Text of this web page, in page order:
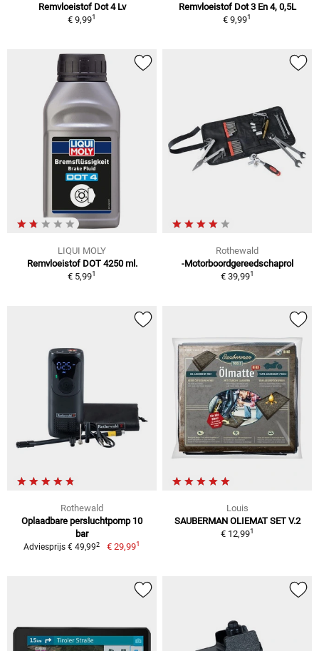
Remvloeistof Dot 4 Lv
€ 9,991
Remvloeistof Dot 3 En 4, 0,5L
€ 9,991
LIQUI MOLY
Remvloeistof DOT 4250 ml.
€ 5,991
Rothewald
-Motorboordgereedschaprol
€ 39,991
Rothewald
Oplaadbare persluchtpomp 10
bar
Adviesprijs € 49,992 € 29,991
Louis
SAUBERMAN OLIEMAT SET V.2
€ 12,991